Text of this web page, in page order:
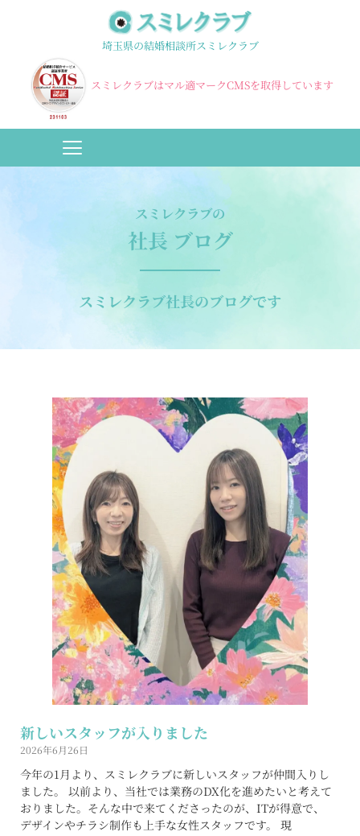
埼玉県の結婚相談所スミレクラブ
スミレクラブはマル適マークCMSを取得しています
スミレクラブの
社長 ブログ
スミレクラブ社長のブログです
新しいスタッフが入りました
2026年6月26日
今年の1月より、スミレクラブに新しいスタッフが仲間入りし
ました。 以前より、当社では業務のDX化を進めたいと考えて
おりました。そんな中で来てくださったのが、ITが得意で、
デザインやチラシ制作も上手な女性スタッフです。 現